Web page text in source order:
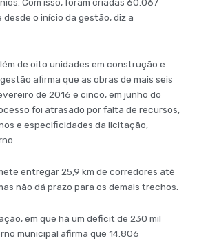
Com isso, foram criadas 60.067
o início da gestão, diz a
de oito unidades em construção e
afirma que as obras de mais seis
de 2016 e cinco, em junho do
foi atrasado por falta de recursos,
e especificidades da licitação,
entregar 25,9 km de corredores até
não dá prazo para os demais trechos.
em que há um deficit de 230 mil
municipal afirma que 14.806